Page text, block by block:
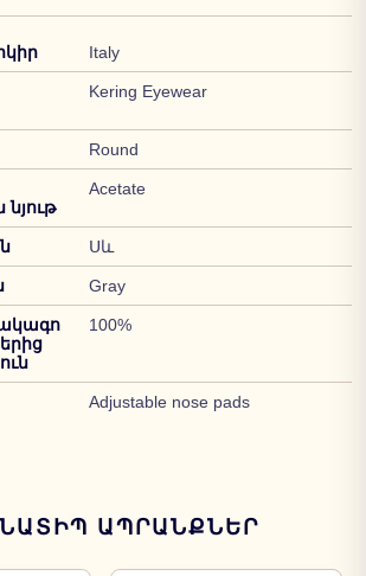
Italy
Kering Eyewear
Round
Acetate
Սև
Gray
100%
Adjustable nose pads
ԱՊՐԱՆՔՆԵՐ